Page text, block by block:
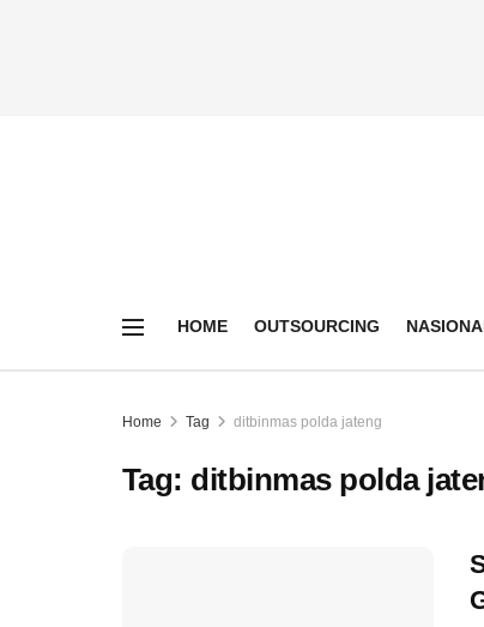
HOME OUTSOURCING
Home Tag ditbinmas polda jateng
Tag: ditbinmas polda